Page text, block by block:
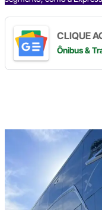
CLIQUE
Ônibus &
seu
mail